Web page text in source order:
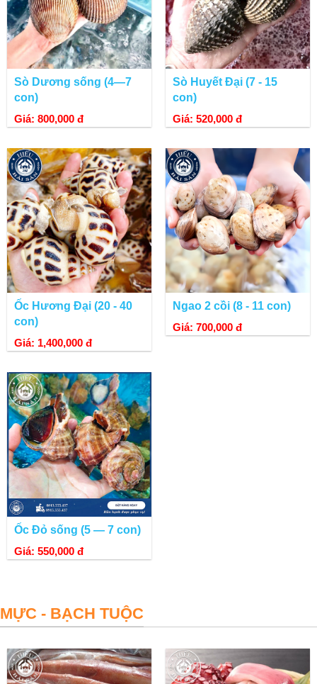
Sò Dương sống (4—7
con)
Giá: 800,000 đ
Sò Huyết Đại (7 - 15
con)
Giá: 520,000 đ
Ốc Hương Đại (20 - 40
con)
Giá: 1,400,000 đ
Ngao 2 cồi (8 - 11 con)
Giá: 700,000 đ
Ốc Đỏ sống (5 — 7 con)
Giá: 550,000 đ
MỰC - BẠCH TUỘC